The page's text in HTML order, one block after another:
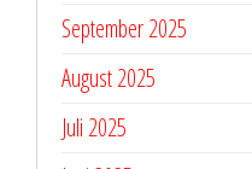
September 2025
August 2025
Juli 2025